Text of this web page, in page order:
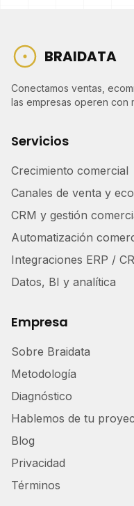
BRAIDATA
Conectamos ventas,
las empresas operen con
Servicios
Crecimiento comercial
Canales de venta y
CRM y gestión
Automatización
Integraciones ERP /
Datos, BI y analítica
Empresa
Sobre Braidata
Metodología
Diagnóstico
Hablemos de tu
Blog
Privacidad
Términos